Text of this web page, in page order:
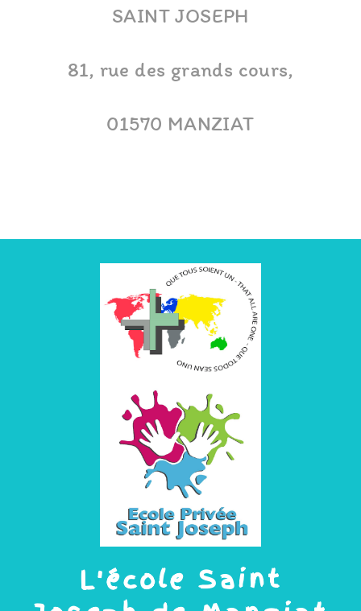
SAINT JOSEPH
81, rue des grands cours,
01570 MANZIAT
L'école Saint